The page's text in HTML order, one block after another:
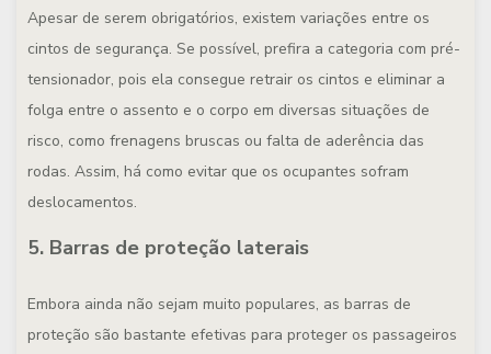
Apesar de serem obrigatórios, existem variações entre os
cintos de segurança. Se possível, prefira a categoria com pré-
tensionador, pois ela consegue retrair os cintos e eliminar a
folga entre o assento e o corpo em diversas situações de
risco, como frenagens bruscas ou falta de aderência das
rodas. Assim, há como evitar que os ocupantes sofram
deslocamentos.
5. Barras de proteção laterais
Embora ainda não sejam muito populares, as barras de
proteção são bastante efetivas para proteger os passageiros